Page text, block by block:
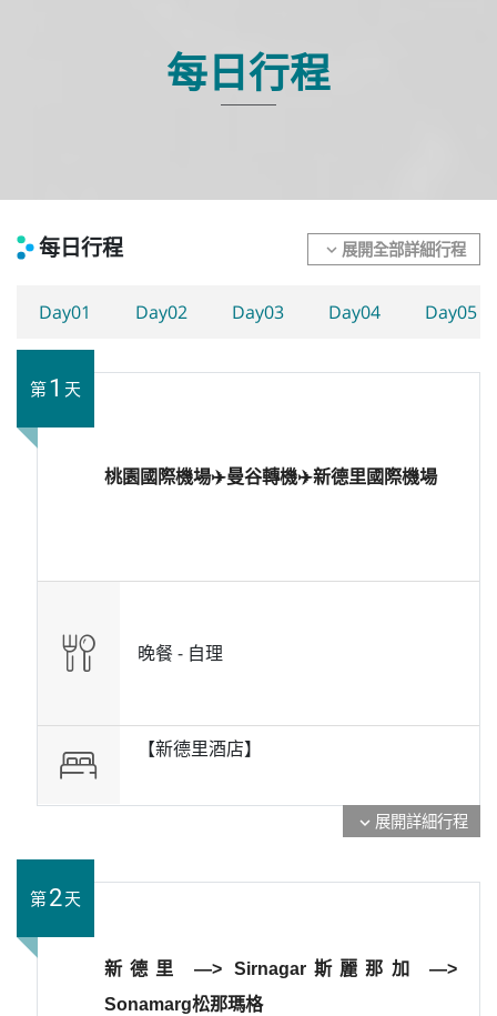
每日行程
每日行程 expand_more 展開全部詳細行程
Day01 Day02 Day03 Day04 Day05
第1 天
桃園國際機場✈️曼谷轉機✈️新德里國際機場
晚餐 - 自理
【新德里酒店】
expand_more 展開詳細行程
第2天
新德里 —> Sirnagar斯麗那加 —>
Sonamarg松那瑪格